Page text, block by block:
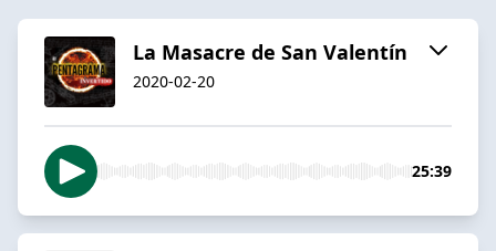
La Masacre de San Valentín
2020-02-20
25:39